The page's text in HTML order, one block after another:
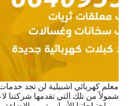
معلم كهربائي اشبيلية لن تجد خدمات
شمولاً من تلك التي تقدمها شركتنا